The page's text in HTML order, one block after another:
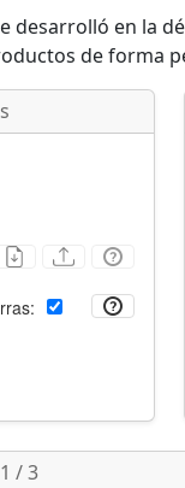
desarrolló en la
de forma
/ 3